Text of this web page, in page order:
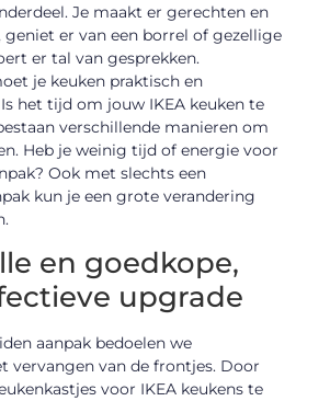
Je maakt er gerechten en
geniet er van een borrel of gezellige
er tal van gesprekken.
je keuken praktisch en
het tijd om jouw IKEA keuken te
verschillende manieren om
Heb je weinig tijd of energie voor
Ook met slechts een
kun je een grote verandering
en goedkope,
upgrade
aanpak bedoelen we
vervangen van de frontjes. Door
voor IKEA keukens te